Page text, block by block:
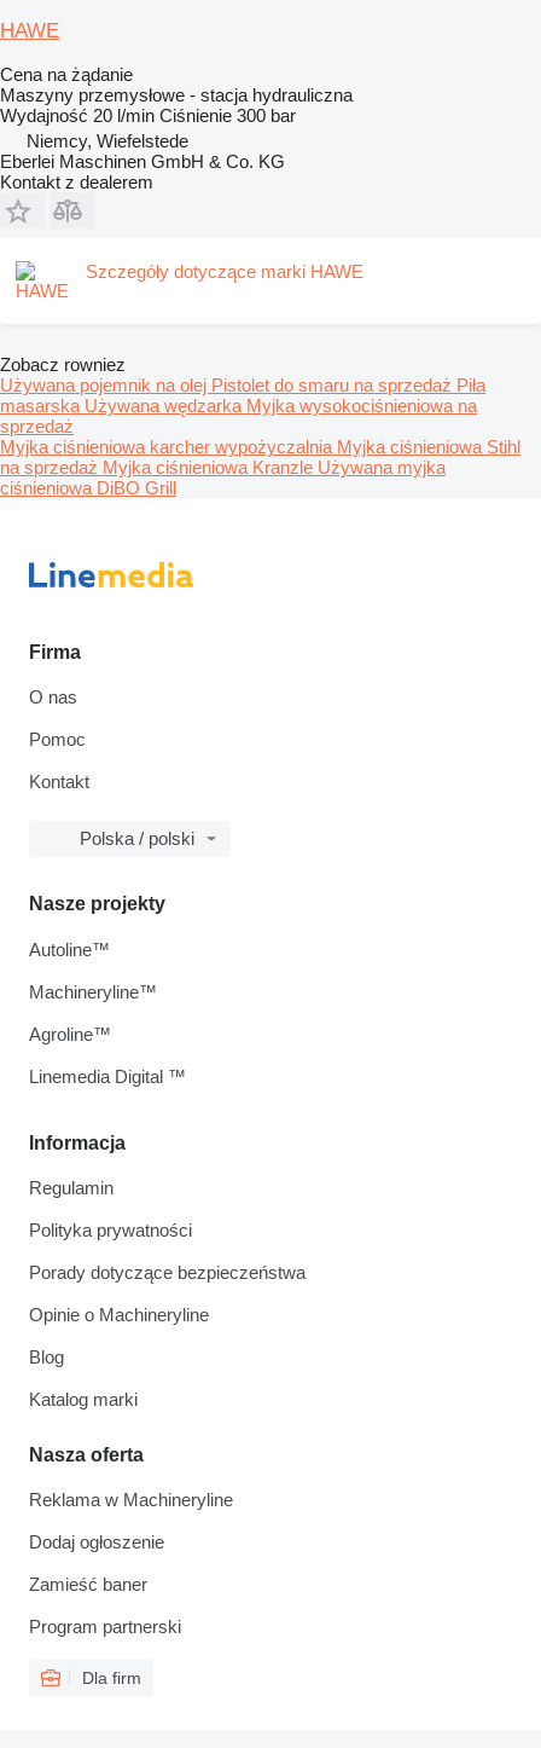
HAWE
Cena na żądanie
Maszyny przemysłowe - stacja hydrauliczna
Wydajność 20 l/min Ciśnienie 300 bar
Niemcy, Wiefelstede
Eberlei Maschinen GmbH & Co. KG
Kontakt z dealerem
Szczegóły dotyczące marki HAWE
Zobacz rowniez
Używana pojemnik na olej Pistolet do smaru na sprzedaż Piła
masarska Używana wędzarka Myjka wysokociśnieniowa na
sprzedaż
Myjka ciśnieniowa karcher wypożyczalnia Myjka ciśnieniowa Stihl
na sprzedaż Myjka ciśnieniowa Kranzle Używana myjka
ciśnieniowa DiBO Grill
Firma
O nas
Pomoc
Kontakt
Polska / polski
Informacja
Regulamin
Polityka prywatności
Porady dotyczące bezpieczeństwa
Opinie o Machineryline
Blog
Katalog marki
Nasza oferta
Reklama w Machineryline
Dodaj ogłoszenie
Zamieść baner
Program partnerski
Dla firm
Nasze projekty
Autoline™
Machineryline™
Agroline™
Linemedia Digital ™